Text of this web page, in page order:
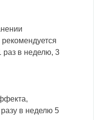
раз в неделю, 3
в неделю 5